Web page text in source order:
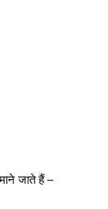
जाते हैं –